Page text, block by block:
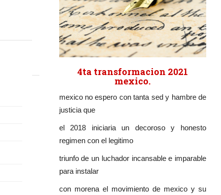
4ta transformacion 2021
mexico.
mexico no espero con tanta sed y hambre de
justicia que
el 2018 iniciaria un decoroso y honesto
regimen con el legitimo
triunfo de un luchador incansable e imparable
para instalar
con morena el movimiento de mexico y su